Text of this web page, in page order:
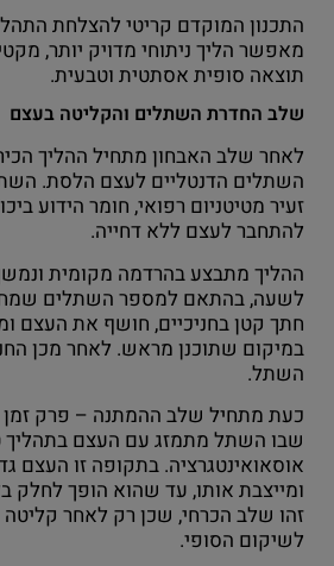
התכנון המוקדם קריטי להצלחת
מאפשר הליך ניתוחי מדויק יותר,
תוצאה סופית אסתטית וטבעית.
שלב החדרת השתלים והקליטה בעצם
לאחר שלב האבחון מתחיל ההליך
השתלים הדנטליים לעצם הלסת.
זעיר מטיטניום רפואי, חומר הידוע
להתחבר לעצם ללא דחייה.
ההליך מתבצע בהרדמה מקומית
לשעה, בהתאם למספר השתלים
חתך קטן בחניכיים, חושף את העצם
במיקום שתוכנן מראש. לאחר מכן
השתל.
כעת מתחיל שלב ההמתנה – פרק
שבו השתל מתמזג עם העצם בתהליך
אוסאואינטגרציה. בתקופה זו העצם
ומייצבת אותו, עד שהוא הופך לחלק
זהו שלב הכרחי, שכן רק לאחר קליטה
לשיקום הסופי.